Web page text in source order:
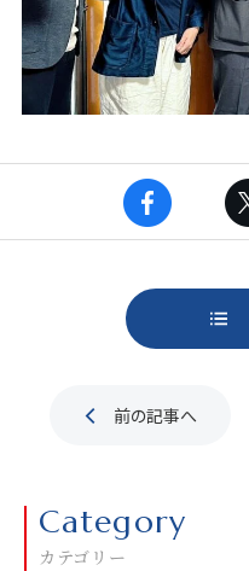
前の記事へ
Category
カテゴリー